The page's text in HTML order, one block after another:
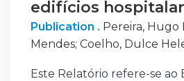
edifícios
Publication . Pereira, Hugo
Mendes; Coelho, Dulce
Este Relatório refere-se ao